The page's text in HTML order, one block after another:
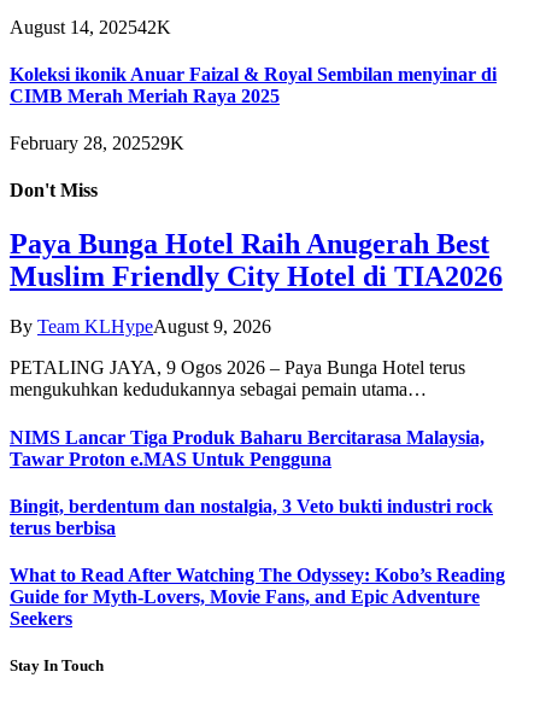
August 14, 202542K
Koleksi ikonik Anuar Faizal & Royal Sembilan menyinar di
CIMB Merah Meriah Raya 2025
February 28, 202529K
Don't Miss
Paya Bunga Hotel Raih Anugerah Best
Muslim Friendly City Hotel di TIA2026
By Team KLHypeAugust 9, 2026
PETALING JAYA, 9 Ogos 2026 – Paya Bunga Hotel terus
mengukuhkan kedudukannya sebagai pemain utama…
NIMS Lancar Tiga Produk Baharu Bercitarasa Malaysia,
Tawar Proton e.MAS Untuk Pengguna
Bingit, berdentum dan nostalgia, 3 Veto bukti industri rock
terus berbisa
What to Read After Watching The Odyssey: Kobo’s Reading
Guide for Myth-Lovers, Movie Fans, and Epic Adventure
Seekers
Stay In Touch